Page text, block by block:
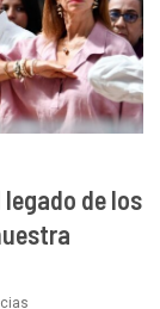
de los